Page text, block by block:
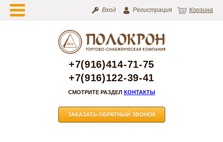
Вход Регистрация Корзина
+7(916)414-71-75
+7(916)122-39-41
СМОТРИТЕ РАЗДЕЛ КОНТАКТЫ
ЗАКАЗАТЬ ОБРАТНЫЙ ЗВОНОК